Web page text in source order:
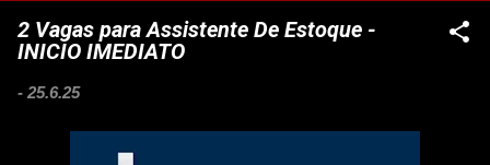
2 Vagas para Assistente De Estoque -
INICIO IMEDIATO
- 25.6.25